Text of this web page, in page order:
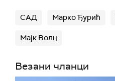
САД Марко Ђурић
Мајк Волц
Везани чланци